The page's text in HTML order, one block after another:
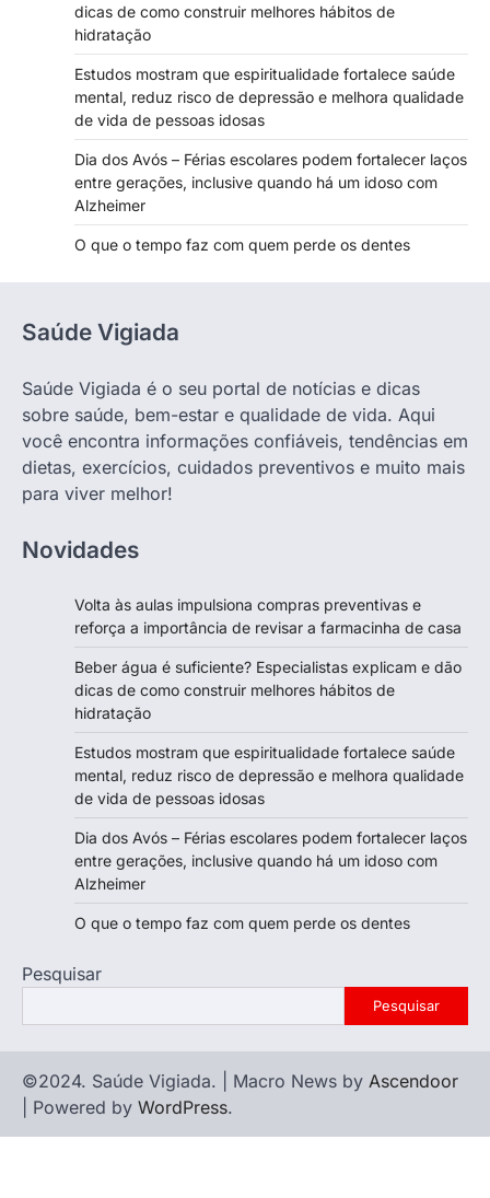
dicas de como construir melhores hábitos de
hidratação
Estudos mostram que espiritualidade fortalece saúde
mental, reduz risco de depressão e melhora qualidade
de vida de pessoas idosas
Dia dos Avós – Férias escolares podem fortalecer laços
entre gerações, inclusive quando há um idoso com
Alzheimer
O que o tempo faz com quem perde os dentes
Saúde Vigiada
Saúde Vigiada é o seu portal de notícias e dicas
sobre saúde, bem-estar e qualidade de vida. Aqui
você encontra informações confiáveis, tendências em
dietas, exercícios, cuidados preventivos e muito mais
para viver melhor!
Novidades
Volta às aulas impulsiona compras preventivas e
reforça a importância de revisar a farmacinha de casa
Beber água é suficiente? Especialistas explicam e dão
dicas de como construir melhores hábitos de
hidratação
Estudos mostram que espiritualidade fortalece saúde
mental, reduz risco de depressão e melhora qualidade
de vida de pessoas idosas
Dia dos Avós – Férias escolares podem fortalecer laços
entre gerações, inclusive quando há um idoso com
Alzheimer
O que o tempo faz com quem perde os dentes
Pesquisar
Pesquisar
©2024. Saúde Vigiada. | Macro News by Ascendoor
| Powered by WordPress.